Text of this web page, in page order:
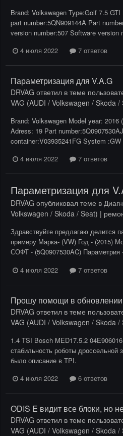
Brand: Volkswagen Type:Golf 7.5
part number:5QN909144A Part
version number:507 Software version
4 июля 2022
7 ответов
Параметризация для V.A.G
DRVAG ответил в теме
VAG (AUDI / Volkswagen / Skoda
Brand: Volkswagen Model year: 2016
Adress: 19 Part
container:V03935241FG System
4 июля 2022
7 ответов
Параметризация для
DRVAG опубликовал теме в
Volkswagen / Skoda / Seat) |
Здравствуйте предлагаю делится
примеру Марка- (VW) Год - (2015)
СОФТ - (5Q0907530AC) Параметрия
4 июля 2022
7 ответов
Прошу помощи в
DRVAG ответил в теме
VAG (AUDI / Volkswagen / Skoda
1.4 TSI Bosch MED17.5.2
стабильность роботы дроссельной
было описание в TPI.
4 июля 2022
6 ответов
ODIS E видит все блоки, но
DRVAG ответил в теме
VAG (AUDI / Volkswagen / Skoda